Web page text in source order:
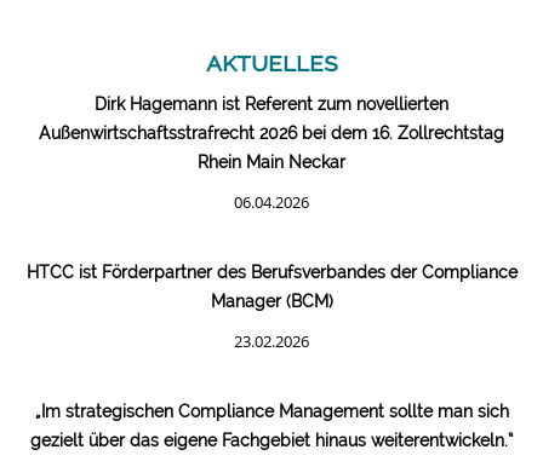
aktuelles
Dirk Hagemann ist Referent zum novellierten
Außenwirtschaftsstrafrecht 2026 bei dem 16. Zollrechtstag
Rhein Main Neckar
06.04.2026
HTCC ist Förderpartner des Berufsverbandes der Compliance
Manager (BCM)
23.02.2026
„Im strategischen Compliance Management sollte man sich
gezielt über das eigene Fachgebiet hinaus weiterentwickeln.“